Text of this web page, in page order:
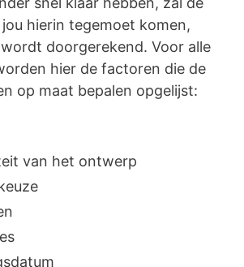
hierin tegemoet komen,
doorgerekend. Voor alle
hier de factoren die de
op maat bepalen opgelijst:
van het ontwerp